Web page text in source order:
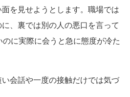
を見せようとします。職場では
、裏では別の人の悪口を言って
に実際に会うと急に態度が冷た
会話や一度の接触だけでは気づ